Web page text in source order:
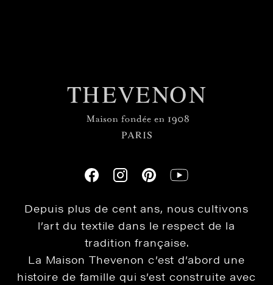
Depuis plus de cent ans, nous cultivons
l’art du textile dans le respect de la
tradition française.
La Maison Thevenon c’est d’abord une
histoire de famille qui s’est construite avec